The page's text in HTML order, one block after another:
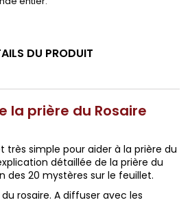
DU PRODUIT
la prière du Rosaire
très simple pour aider à la prière du
détaillée de la prière du
des 20 mystères sur le feuillet.
rosaire. A diffuser avec les